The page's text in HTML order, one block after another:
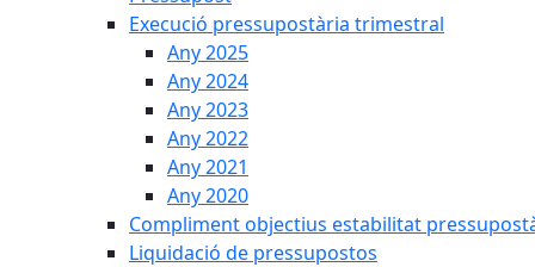
Execució pressupostària trimestral
Any 2025
Any 2024
Any 2023
Any 2022
Any 2021
Any 2020
Compliment objectius estabilitat
Liquidació de pressupostos